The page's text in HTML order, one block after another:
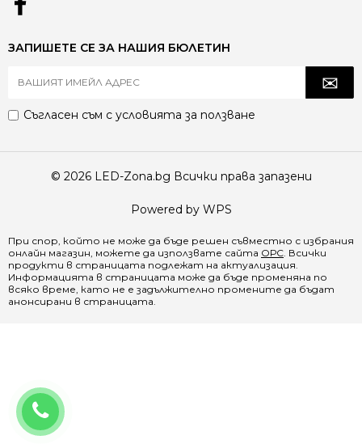
0888 065 970
ЗАПИШЕТЕ СЕ ЗА НАШИЯ БЮЛЕТИН
Съгласен съм с условията за ползване
© 2026 LED-Zona.bg Всички права запазени
Powered by WPS
При спор, който не може да бъде решен съвместно с избрания
онлайн магазин, можете да използвате сайта ОРС . Всички
продукти в страницата подлежат на актуализация.
Информацията в страницата може да бъде променяна по
всяко време, като не е задължително промените да бъдат
анонсирани в страницата.